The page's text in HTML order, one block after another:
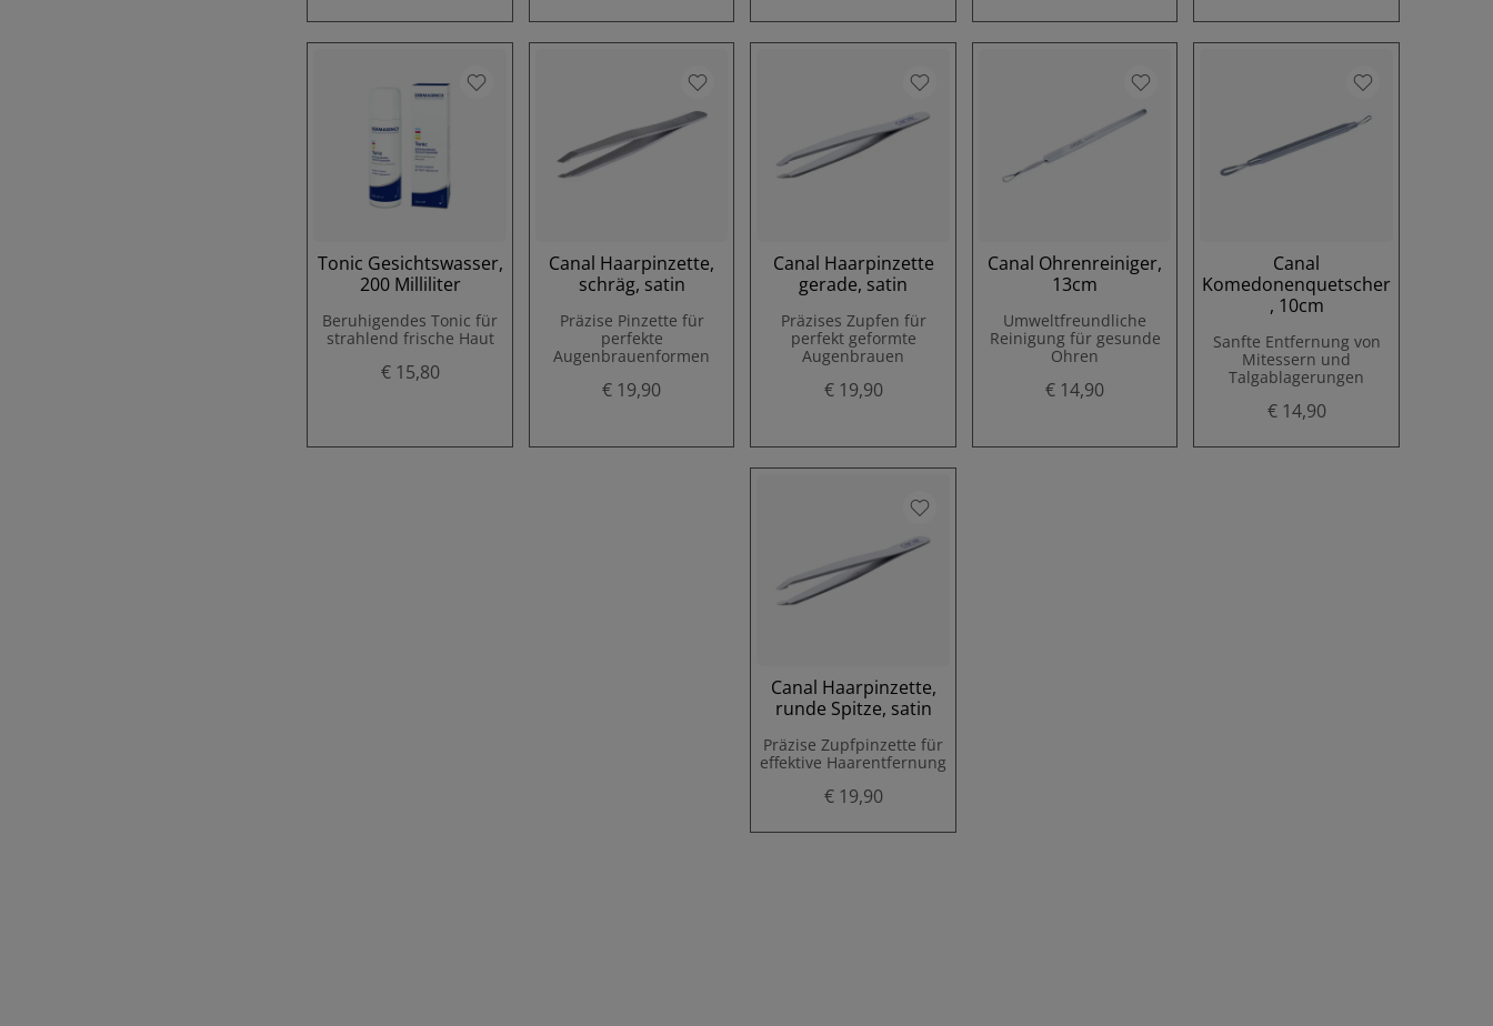
Tonic Gesichtswasser,
200 Milliliter
Beruhigendes Tonic für
strahlend frische Haut
€ 15,80
Canal Haarpinzette,
schräg, satin
Präzise Pinzette für
perfekte
Augenbrauenformen
€ 19,90
Canal Haarpinzette
gerade, satin
Präzises Zupfen für
perfekt geformte
Augenbrauen
€ 19,90
Canal Ohrenreiniger,
13cm
Umweltfreundliche
Reinigung für gesunde
Ohren
€ 14,90
Canal
Komedonenquetscher
, 10cm
Sanfte Entfernung von
Mitessern und
Talgablagerungen
€ 14,90
Canal Haarpinzette,
runde Spitze, satin
Präzise Zupfpinzette für
effektive Haarentfernung
€ 19,90